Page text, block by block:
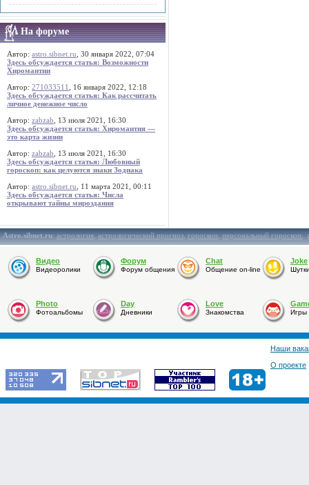
На форуме
Автор: astro.sibnet.ru , 30 января 2022, 07:04
Здесь обсуждается статья: Возможности
Хиромантии
Автор: 271033511
, 16 января 2022, 12:18
Здесь обсуждается статья: Как рассчитать
личное денежное число
Автор: zabzab , 13 июля 2021, 16:30
Здесь обсуждается статья: Хиромантия —
это карта жизни
Автор: zabzab , 13 июля 2021, 16:30
Здесь обсуждается статья: Любовный
гороскоп: как целуются знаки Зодиака
Автор: astro.sibnet.ru , 11 марта 2021, 00:11
Здесь обсуждается статья: Числа
открывают тайны мироздания
Astro.sibnet.ru:астрология,астрологический прогноз,гороскоп,персональный гороскоп,
Видео
Видеоролики
Форум
Форум общения
Chat
Общение on-line
Joke
Photo
Фотоальбомы
Day
Дневники
Love
Знакомства Игры
Наши
О проекте